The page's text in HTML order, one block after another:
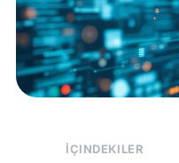
İÇINDEKILER